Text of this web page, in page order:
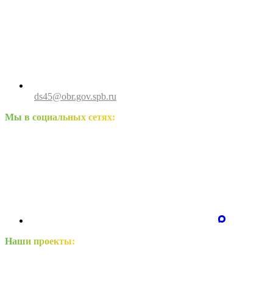
ds45@obr.gov.spb.ru
Мы в социальных сетях:
Наши проекты: